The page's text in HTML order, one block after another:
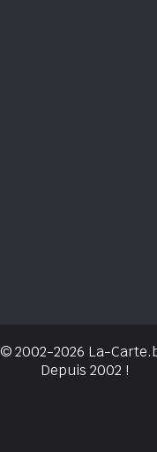
© 2002-2026 La-
Depuis 2002 !